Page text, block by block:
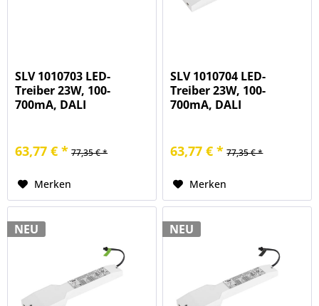
SLV 1010703 LED-
Treiber 23W, 100-
700mA, DALI
63,77 € * 77,35 € *
Merken
SLV 1010704 LED-
Treiber 23W, 100-
700mA, DALI
63,77 € * 77,35 € *
Merken
NEU NEU